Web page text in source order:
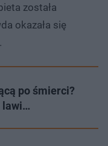
została
okazała się
po śmierci?
lawi…